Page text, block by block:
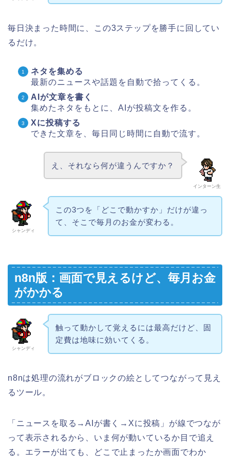
毎日決まった時間に、この3ステップを勝手に回してい
るだけ。
ネタを集める
最新のニュースや話題を自動で拾ってくる。
AIが文章を書く
集めたネタをもとに、AIが投稿文を作る。
Xに投稿する
できた文章を、毎日同じ時間に自動で流す。
インターン生
え、それなら何が違うんですか？
シャンディ
この3つを「どこで動かすか」だけが違っ
て、そこで毎月のお金が変わる。
n8n版：画面で見えるけど、毎月お金
がかかる
シャンディ
触って動かして覚えるには最高だけど、固
定費は地味に効いてくる。
n8nは処理の流れがブロックの絵としてつながって見え
るツール。
「ニュースを取る→AIが書く→Xに投稿」が線でつなが
って表示されるから、いま何が動いているか目で追え
る。エラーが出ても、どこで止まったか画面でわか